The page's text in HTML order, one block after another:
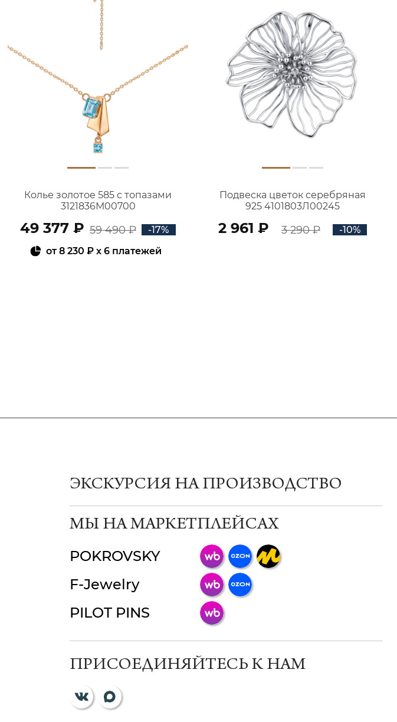
Колье золотое 585 с топазами
3121836М00700
49 377 ₽ 59 490 ₽
-17%
от8 230 ₽x 6 платежей
Подвеска цветок серебряная
925 4101803Л00245
2 961 ₽ 3 290 ₽ -10%
ЭКСКУРСИЯ НА ПРОИЗВОДСТВО
МЫ НА МАРКЕТПЛЕЙСАХ
POKROVSKY
F-Jewelry
PILOT PINS
ПРИСОЕДИНЯЙТЕСЬ К НАМ
ChatApp
мессенджер!